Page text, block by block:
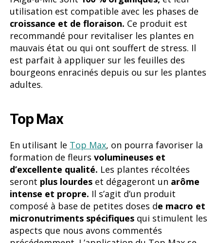
Top Max
En utilisant leTop Max, on pourra favoriser la
formation de fleursvolumineuses et
d’excellente qualité. Les plantes récoltées
serontplus lourdes
composé à base de petites doses d
micronutriments spécifiques
aspects que nous avons commentés
précédemment. L’application du Top Max se
fait dès le début de la floraison jusqu’au lavage
de racines. De plus, étant composéd’acides
humiques et fulviques,le système racinaire
pourraassimiler bien plus facilement les
nutriments.Son application est adaptée aux
cultures en terre, hydroponie, aéroponie et
coco.